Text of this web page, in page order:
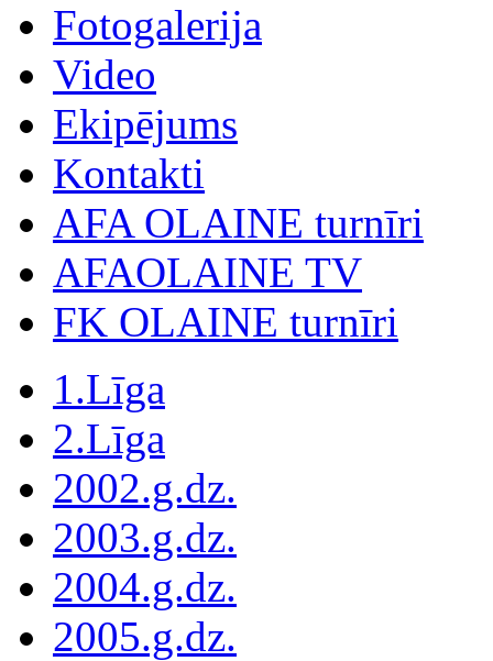
Fotogalerija
Video
Ekipējums
Kontakti
AFA OLAINE turnīri
AFAOLAINE TV
FK OLAINE turnīri
1.Līga
2.Līga
2002.g.dz.
2003.g.dz.
2004.g.dz.
2005.g.dz.